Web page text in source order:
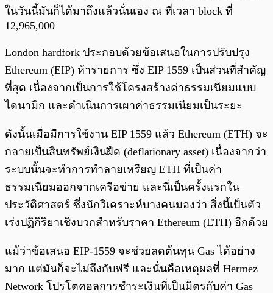
ในวันนี้มันก็ได้มาถึงแล้วนั่นเอง ณ ที่เวลา block ที่
12,965,000
London hardfork ประกอบด้วยข้อเสนอในการปรับปรุง
Ethereum (EIP) ห้ารายการ ซึ่ง EIP 1559 เป็นส่วนที่สำคัญ
ที่สุด เนื่องจากเป็นการใช้โครงสร้างค่าธรรมเนียมแบบ
ไดนามิก และดำเนินการเผาค่าธรรมเนียมเป็นระยะ
ดังนั้นเมื่อมีการใช้งาน EIP 1559 แล้ว Ethereum (ETH) จะ
กลายเป็นสินทรัพย์เงินฝืด (deflationary asset) เนื่องจากว่า
ระบบนั้นจะทำการทำลายเหรียญ ETH ที่เป็นค่า
ธรรมเนียมออกจากเครือข่าย และนี่เป็นครั้งแรกใน
ประวัติศาสตร์ ซึ่งนักวิเคราะห์บางคนมองว่า สิ่งนี้เป็นตัว
เร่งปฏิกิริยาเชิงบวกสำหรับราคา Ethereum (ETH) อีกด้วย
แม้ว่าข้อเสนอ EIP-1559 จะช่วยลดต้นทุน Gas ได้อย่าง
มาก แต่มันก็จะไม่ถึงกับฟรี และนั่นคือเหตุผลที่ Hermez
Network โปรโตคอลการชำระเงินที่เป็นมิตรกับค่า Gas